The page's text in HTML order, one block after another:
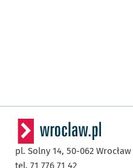
pl. Solny 14, 50-062 Wrocław
tel. 71 776 71 42